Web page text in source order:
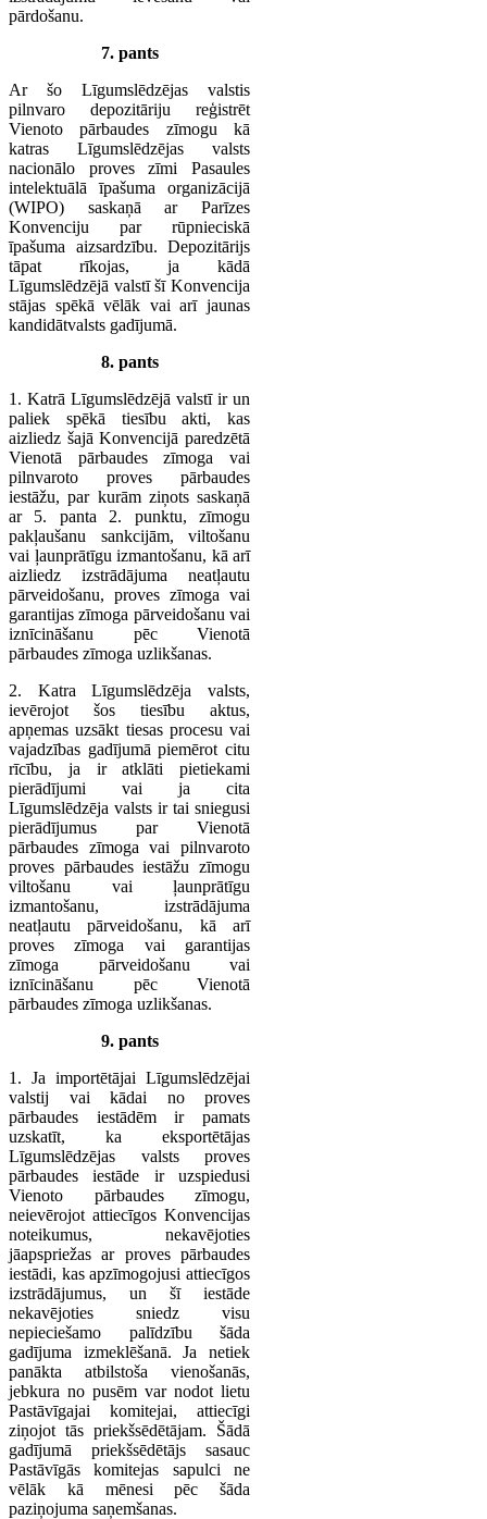
pārdošanu.
7. pants
Ar šo Līgumslēdzējas valstis
pilnvaro depozitāriju reģistrēt
Vienoto pārbaudes zīmogu kā
katras Līgumslēdzējas valsts
nacionālo proves zīmi Pasaules
intelektuālā īpašuma organizācijā
(WIPO) saskaņā ar Parīzes
Konvenciju par rūpnieciskā
īpašuma aizsardzību. Depozitārijs
tāpat rīkojas, ja kādā
Līgumslēdzējā valstī šī Konvencija
stājas spēkā vēlāk vai arī jaunas
kandidātvalsts gadījumā.
8. pants
1. Katrā Līgumslēdzējā valstī ir un
paliek spēkā tiesību akti, kas
aizliedz šajā Konvencijā paredzētā
Vienotā pārbaudes zīmoga vai
pilnvaroto proves pārbaudes
iestāžu, par kurām ziņots saskaņā
ar 5. panta 2. punktu, zīmogu
pakļaušanu sankcijām, viltošanu
vai ļaunprātīgu izmantošanu, kā arī
aizliedz izstrādājuma neatļautu
pārveidošanu, proves zīmoga vai
garantijas zīmoga pārveidošanu vai
iznīcināšanu pēc Vienotā
pārbaudes zīmoga uzlikšanas.
2. Katra Līgumslēdzēja valsts,
ievērojot šos tiesību aktus,
apņemas uzsākt tiesas procesu vai
vajadzības gadījumā piemērot citu
rīcību, ja ir atklāti pietiekami
pierādījumi vai ja cita
Līgumslēdzēja valsts ir tai sniegusi
pierādījumus par Vienotā
pārbaudes zīmoga vai pilnvaroto
proves pārbaudes iestāžu zīmogu
viltošanu vai ļaunprātīgu
izmantošanu, izstrādājuma
neatļautu pārveidošanu, kā arī
proves zīmoga vai garantijas
zīmoga pārveidošanu vai
iznīcināšanu pēc Vienotā
pārbaudes zīmoga uzlikšanas.
9. pants
1. Ja importētājai Līgumslēdzējai
valstij vai kādai no proves
pārbaudes iestādēm ir pamats
uzskatīt, ka eksportētājas
Līgumslēdzējas valsts proves
pārbaudes iestāde ir uzspiedusi
Vienoto pārbaudes zīmogu,
neievērojot attiecīgos Konvencijas
noteikumus, nekavējoties
jāapspriežas ar proves pārbaudes
iestādi, kas apzīmogojusi attiecīgos
izstrādājumus, un šī iestāde
nekavējoties sniedz visu
nepieciešamo palīdzību šāda
gadījuma izmeklēšanā. Ja netiek
panākta atbilstoša vienošanās,
jebkura no pusēm var nodot lietu
Pastāvīgajai komitejai, attiecīgi
ziņojot tās priekšsēdētājam. Šādā
gadījumā priekšsēdētājs sasauc
Pastāvīgās komitejas sapulci ne
vēlāk kā mēnesi pēc šāda
paziņojuma saņemšanas.